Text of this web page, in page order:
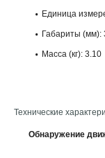
Единица
Габариты (мм):
Масса (кг): 3.10
Технические
Обнаружение